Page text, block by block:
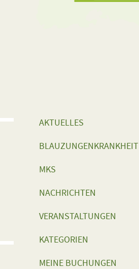
AKTUELLES
BLAUZUNGENKRANKHEIT
MKS
NACHRICHTEN
VERANSTALTUNGEN
KATEGORIEN
MEINE BUCHUNGEN